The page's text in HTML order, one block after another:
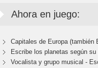
Ahora en juego:
Capitales de Europa (también
Escribe los planetas según su
Vocalista y grupo musical -